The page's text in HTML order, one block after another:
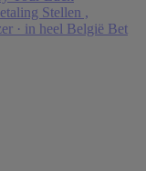
Stellen ,
· in heel België Bet